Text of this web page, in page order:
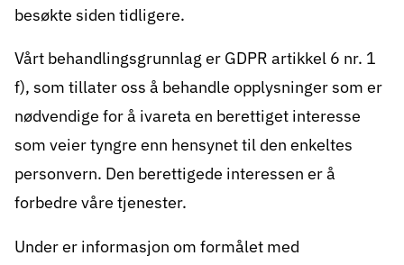
besøkte siden tidligere.
Vårt behandlingsgrunnlag er GDPR artikkel 6 nr. 1
f), som tillater oss å behandle opplysninger som er
nødvendige for å ivareta en berettiget interesse
som veier tyngre enn hensynet til den enkeltes
personvern. Den berettigede interessen er å
forbedre våre tjenester.
Under er informasjon om formålet med